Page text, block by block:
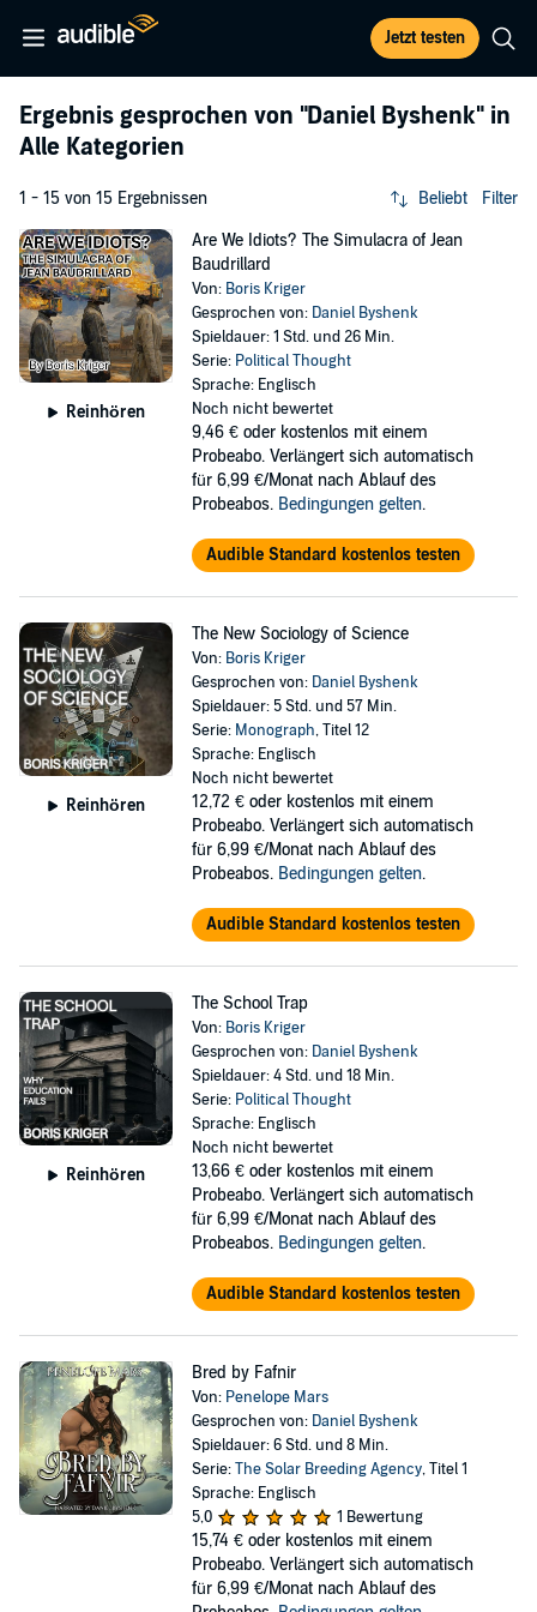
Jetzt testen
Ergebnis gesprochen von "Daniel Byshenk" in
Alle Kategorien
1 - 15 von 15 Ergebnissen Beliebt Filter
Reinhören
Are We Idiots? The Simulacra of Jean
Baudrillard
Von: Boris Kriger
Gesprochen von: Daniel Byshenk
Spieldauer: 1 Std. und 26 Min.
Serie: Political Thought
Sprache: Englisch
Noch nicht bewertet
9,46 € oder kostenlos mit einem
Probeabo. Verlängert sich automatisch
für 6,99 €/Monat nach Ablauf des
Probeabos. Bedingungen gelten.
Audible Standard kostenlos testen
Reinhören
The New Sociology of Science
Von: Boris Kriger
Gesprochen von: Daniel Byshenk
Spieldauer: 5 Std. und 57 Min.
Serie: Monograph, Titel 12
Sprache: Englisch
Noch nicht bewertet
12,72 € oder kostenlos mit einem
Probeabo. Verlängert sich automatisch
für 6,99 €/Monat nach Ablauf des
Probeabos. Bedingungen gelten.
Audible Standard kostenlos testen
Reinhören
The School Trap
Von: Boris Kriger
Gesprochen von: Daniel Byshenk
Spieldauer: 4 Std. und 18 Min.
Serie: Political Thought
Sprache: Englisch
Noch nicht bewertet
13,66 € oder kostenlos mit einem
Probeabo. Verlängert sich automatisch
für 6,99 €/Monat nach Ablauf des
Probeabos. Bedingungen gelten.
Audible Standard kostenlos testen
Bred by Fafnir
Von: Penelope Mars
Gesprochen von: Daniel Byshenk
Spieldauer: 6 Std. und 8 Min.
Serie:The Solar Breeding Agency, Titel 1
Sprache: Englisch
5,0
1 Bewertung
15,74 € oder kostenlos mit einem
Probeabo. Verlängert sich automatisch
für 6,99 €/Monat nach Ablauf des